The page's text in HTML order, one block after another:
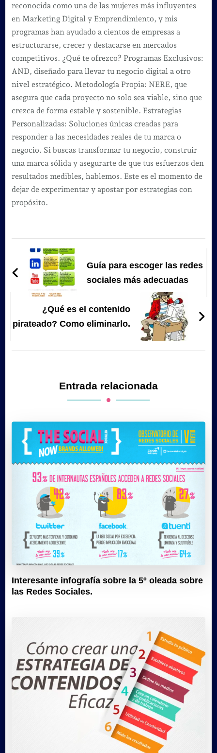
reconocida como una de las mujeres más influyentes
en Marketing Digital y Emprendimiento, y mis
programas han ayudado a cientos de empresas a
estructurarse, crecer y destacarse en mercados
competitivos. ¿Qué te ofrezco? Programas Exclusivos:
AND, diseñado para llevar tu negocio digital a otro
nivel estratégico. Metodología Propia: NERE, que
asegura que cada proyecto no solo sea viable, sino que
crezca de forma estable y sostenible. Estrategias
Personalizadas: Soluciones únicas creadas para
responder a las necesidades reales de tu marca o
negocio. Si buscas transformar tu negocio, construir
una marca sólida y asegurarte de que tus esfuerzos den
resultados medibles, hablemos. Este es el momento de
dejar de experimentar y apostar por estrategias con
propósito.
Navegación
de
entradas
Guía para escoger las redes
sociales más adecuadas
¿Qué es el contenido
pirateado? Como eliminarlo.
Entrada relacionada
Interesante infografía sobre la 5º oleada sobre
las Redes Sociales.